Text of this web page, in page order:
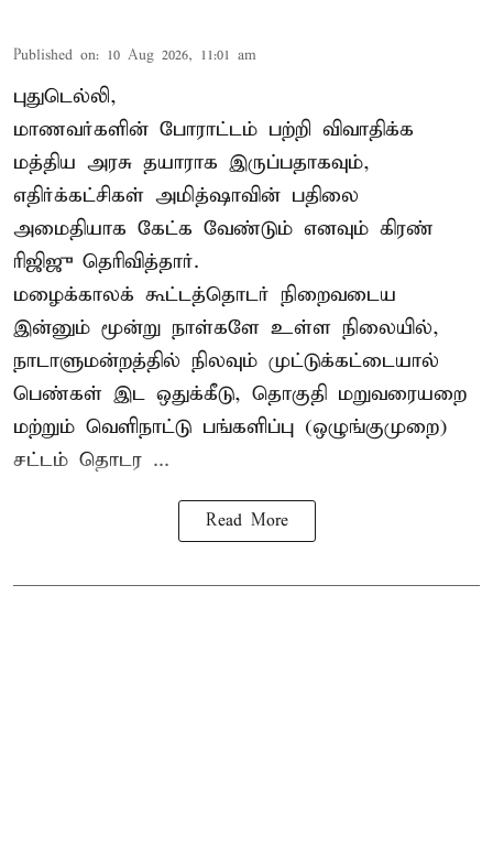
Published on: 10 Aug 2026, 11:01 am
புதுடெல்லி,
மாணவர்களின் போராட்டம் பற்றி விவாதிக்க
மத்திய அரசு தயாராக இருப்பதாகவும்,
எதிர்க்கட்சிகள் அமித்ஷாவின் பதிலை
அமைதியாக கேட்க வேண்டும் எனவும் கிரண்
ரிஜிஜு தெரிவித்தார்.
மழைக்காலக் கூட்டத்தொடர் நிறைவடைய
இன்னும் மூன்று நாள்களே உள்ள நிலையில்,
நாடாளுமன்றத்தில் நிலவும் முட்டுக்கட்டையால்
பெண்கள் இட ஒதுக்கீடு, தொகுதி மறுவரையறை
மற்றும் வெளிநாட்டு பங்களிப்பு (ஒழுங்குமுறை)
சட்டம் தொடர ...
Read More